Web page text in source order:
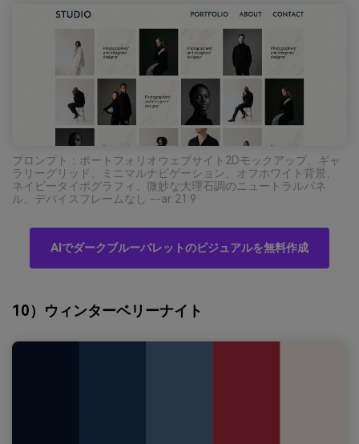
プロンプト：ポートフォリオウェブサイト2Dモックアップ、ギャ
ラリーグリッド、ミニマルナビゲーション、オフホワイト背景、
ネイビータイポグラフィ、微妙な大理石調のニュートラルパネ
ル、デバイスフレームなし --ar 21:9
AIでダークブルーパレットのビジュアルを無料作成
10）ウィンターベリーナイト